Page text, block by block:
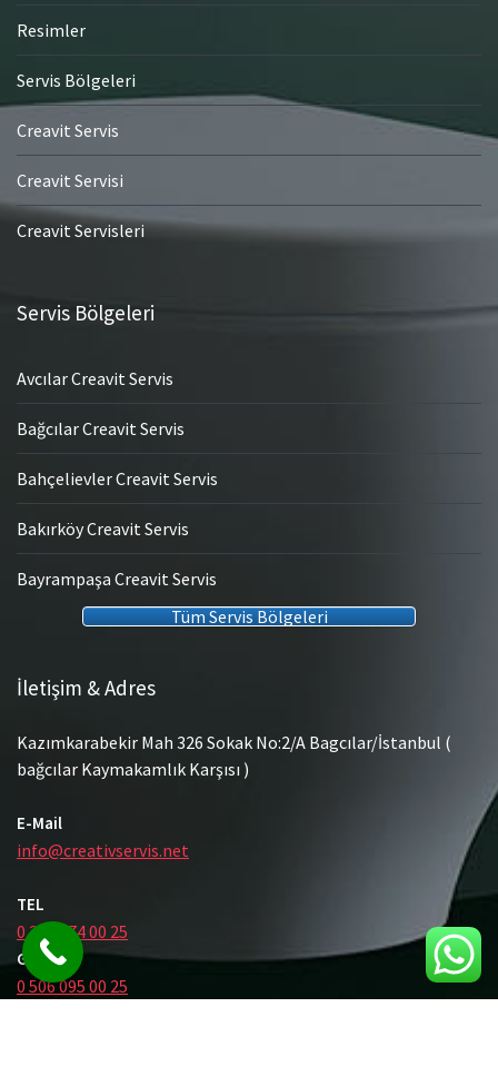
Resimler
Servis Bölgeleri
Creavit Servis
Creavit Servisi
Creavit Servisleri
Servis Bölgeleri
Avcılar Creavit Servis
Bağcılar Creavit Servis
Bahçelievler Creavit Servis
Bakırköy Creavit Servis
Bayrampaşa Creavit Servis
Tüm Servis Bölgeleri
İletişim & Adres
Kazımkarabekir Mah 326 Sokak No:2/A Bagcılar/İstanbul (
bağcılar Kaymakamlık Karşısı )
E-Mail
info@creativservis.net
TEL
0 212 474 00 25
GSM
0 506 095 00 25